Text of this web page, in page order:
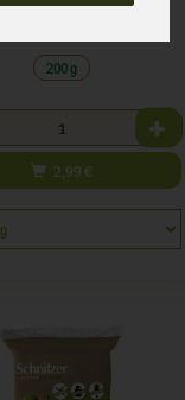
€ / kg)
200 g
2,99 €